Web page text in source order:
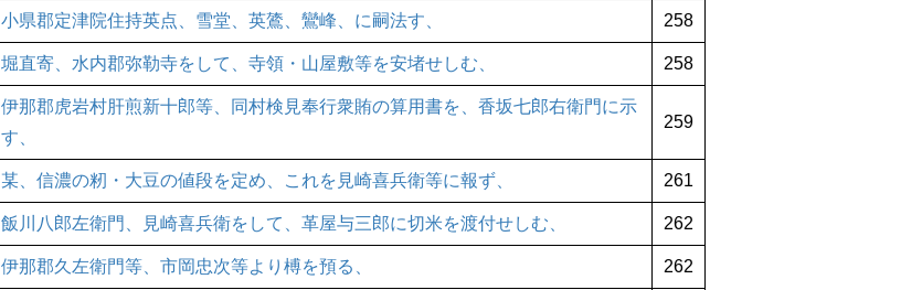
小県郡定津院住持英点、雪堂、英鷟、鸞峰、に嗣法す、 258
堀直寄、水内郡弥勒寺をして、寺領・山屋敷等を安堵せしむ、 258
伊那郡虎岩村肝煎新十郎等、同村検見奉行衆賄の算用書を、香坂七郎右衛門に示
す、
259
某、信濃の籾・大豆の値段を定め、これを見崎喜兵衛等に報ず、 261
飯川八郎左衛門、見崎喜兵衛をして、革屋与三郎に切米を渡付せしむ、 262
伊那郡久左衛門等、市岡忠次等より榑を預る、 262